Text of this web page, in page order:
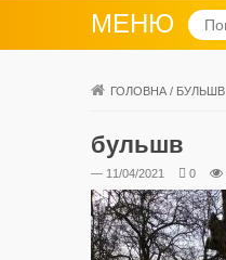
МЕНЮ
ГОЛОВНА / БУЛЬШВ
бульшв
— 11/04/2021 0